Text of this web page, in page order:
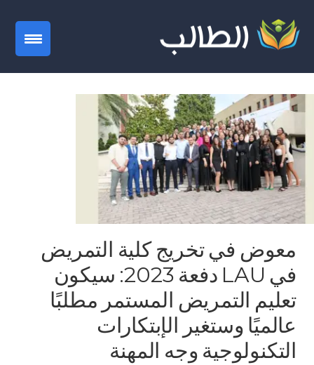
معوض في تخريج كلية التمريض
في LAU دفعة 2023: سيكون
تعليم التمريض المستمر مطلبًا
عالميًا وستغير الإبتكارات
التكنولوجية وجه المهنة